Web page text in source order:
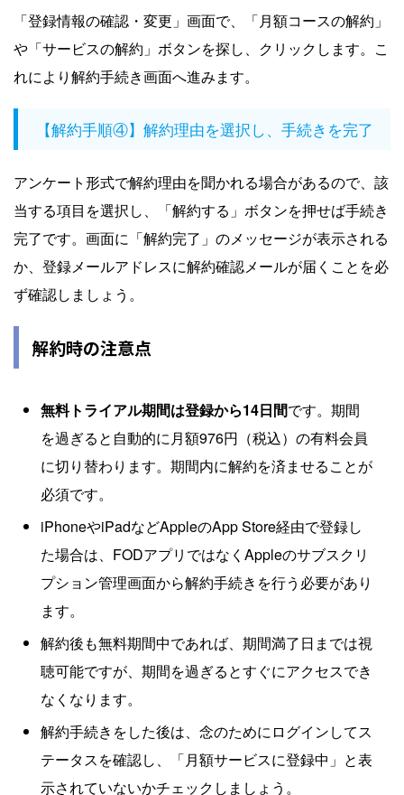
「登録情報の確認・変更」画面で、「月額コースの解約」
や「サービスの解約」ボタンを探し、クリックします。こ
れにより解約手続き画面へ進みます。
【解約手順④】解約理由を選択し、手続きを完了
アンケート形式で解約理由を聞かれる場合があるので、該
当する項目を選択し、「解約する」ボタンを押せば手続き
完了です。画面に「解約完了」のメッセージが表示される
か、登録メールアドレスに解約確認メールが届くことを必
ず確認しましょう。
解約時の注意点
無料トライアル期間は登録から14日間です。期間
を過ぎると自動的に月額976円（税込）の有料会員
に切り替わります。期間内に解約を済ませることが
必須です。
iPhoneやiPadなどAppleのApp Store経由で登録し
た場合は、FODアプリではなくAppleのサブスクリ
プション管理画面から解約手続きを行う必要があり
ます。
解約後も無料期間中であれば、期間満了日までは視
聴可能ですが、期間を過ぎるとすぐにアクセスでき
なくなります。
解約手続きをした後は、念のためにログインしてス
テータスを確認し、「月額サービスに登録中」と表
示されていないかチェックしましょう。